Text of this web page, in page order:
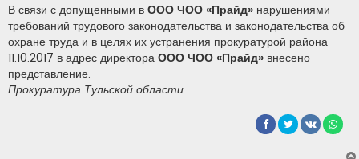
В связи с допущенными в ООО ЧОО «Прайд» нарушениями
требований трудового законодательства и законодательства об
охране труда и в целях их устранения прокуратурой района
11.10.2017 в адрес директора ООО ЧОО «Прайд» внесено
представление.
Прокуратура Тульской области